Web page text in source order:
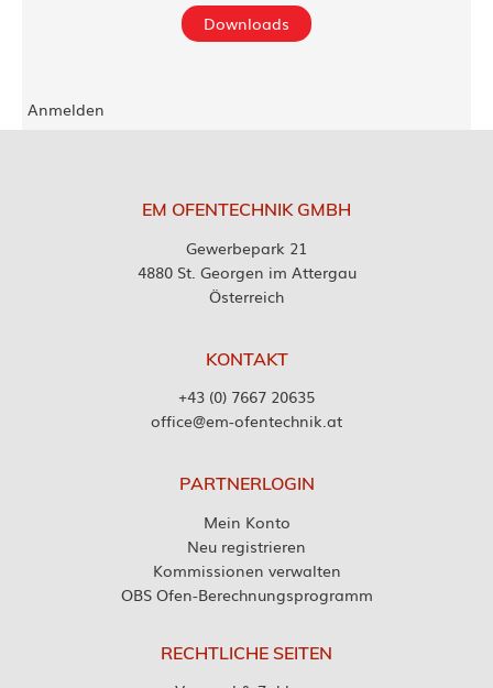
Downloads
Anmelden
EM OFENTECHNIK GMBH
Gewerbepark 21
4880 St. Georgen im Attergau
Österreich
KONTAKT
+43 (0) 7667 20635
office@em-ofentechnik.at
PARTNERLOGIN
Mein Konto
Neu registrieren
Kommissionen verwalten
OBS Ofen-Berechnungsprogramm
RECHTLICHE SEITEN